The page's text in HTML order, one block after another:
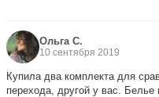
Ольга С.
10 сентября 2019
Купила два комплекта для
перехода, другой у вас. Белье